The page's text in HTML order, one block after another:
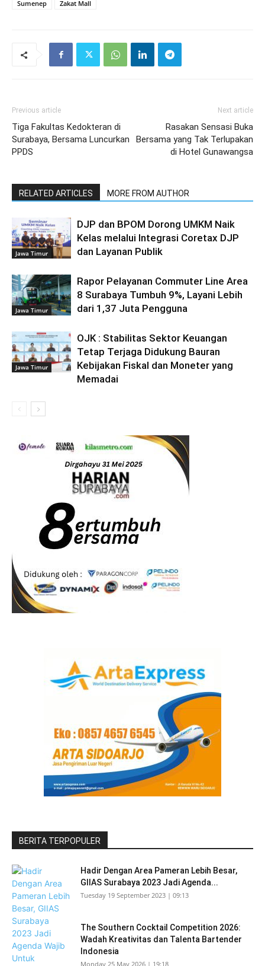
Sumenep Zakat Mall
Previous article
Tiga Fakultas Kedokteran di
Surabaya, Bersama Luncurkan
PPDS
Next article
Rasakan Sensasi Buka
Bersama yang Tak Terlupakan
di Hotel Gunawangsa
RELATED ARTICLES MORE FROM AUTHOR
Jawa Timur
DJP dan BPOM Dorong UMKM Naik
Kelas melalui Integrasi Coretax DJP
dan Layanan Publik
Jawa Timur
Rapor Pelayanan Commuter Line Area
8 Surabaya Tumbuh 9%, Layani Lebih
dari 1,37 Juta Pengguna
Jawa Timur
OJK : Stabilitas Sektor Keuangan
Tetap Terjaga Didukung Bauran
Kebijakan Fiskal dan Moneter yang
Memadai
BERITA TERPOPULER
Hadir Dengan Area Pameran Lebih Besar,
GIIAS Surabaya 2023 Jadi Agenda...
Tuesday 19 September 2023 | 09:13
The Southern Cocktail Competition 2026:
Wadah Kreativitas dan Talenta Bartender
Indonesia
Monday 25 May 2026 | 19:18